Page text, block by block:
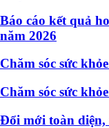
Báo cáo kết quả
năm 2026
Chăm sóc sức
Chăm sóc sức
Đổi mới toàn diện,